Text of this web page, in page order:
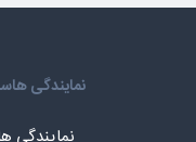
نمایندگی